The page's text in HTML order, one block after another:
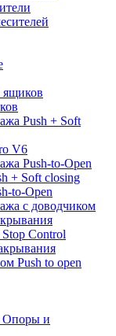
Push + Soft
V6
Push-to-Open
+ Soft closing
to-Open
с доводчиком
Control
Push to open
Опоры и